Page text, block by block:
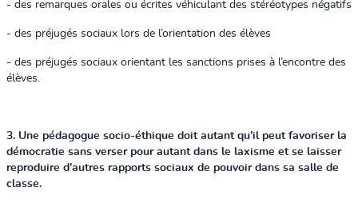
- des remarques orales ou écrites véhiculant des stéréotypes négatifs
- des préjugés sociaux lors de l’orientation des élèves
- des préjugés sociaux orientant les sanctions prises à l’encontre des
élèves.
3. Une pédagogue socio-éthique doit autant qu’il peut favoriser la
démocratie sans verser pour autant dans le laxisme et se laisser
reproduire d’autres rapports sociaux de pouvoir dans sa salle de
classe.